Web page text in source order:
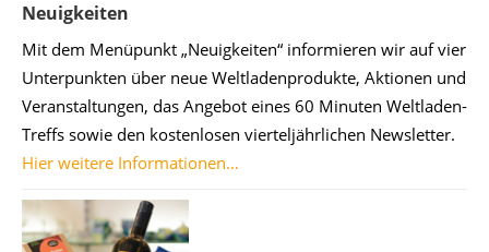
Neuigkeiten
Mit dem Menüpunkt „Neuigkeiten“ informieren wir auf vier
Unterpunkten über neue Weltladenprodukte, Aktionen und
Veranstaltungen, das Angebot eines 60 Minuten Weltladen-
Treffs sowie den kostenlosen vierteljährlichen Newsletter.
Hier weitere Informationen…